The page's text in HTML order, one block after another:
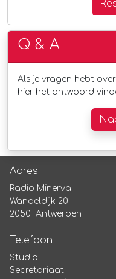
Q & A
Als je vragen hebt
hier het antwoord
Adres
Radio Minerva
Wandeldijk 20
2050 Antwerpen
Telefoon
Studio
Secretariaat